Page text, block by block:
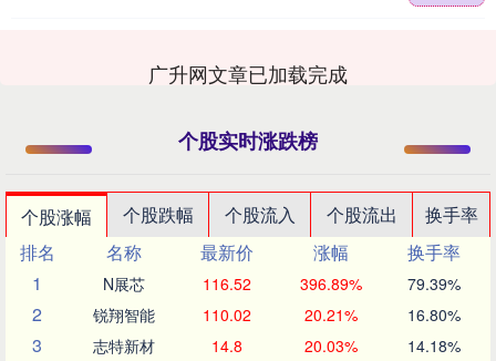
广升网文章已加载完成
个股实时涨跌榜
个股涨幅 个股跌幅 个股流入 个股流出
换手率
排名
名称 最新价 涨幅
换手率
1
N展芯 116.52 396.89% 79.39%
2 锐翔智能 110.02 20.21% 16.80%
3 志特新材 14.8 20.03% 14.18%